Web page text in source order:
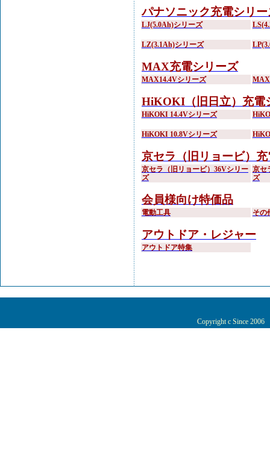
パナソニック充電シリー
LJ(5.0Ah)シリーズ
LZ(3.1Ah)シリーズ
MAX充電シリーズ
MAX14.4Vシリーズ
HiKOKI（旧日立）充電
HiKOKI 14.4Vシリーズ
HiKOKI 10.8Vシリーズ
京セラ（旧リョービ）
京セラ（旧リョービ）36Vシリー
ズ
京セ
ズ
会員様向け特価品
電動工具 その
アウトドア・レジャー
アウトドア特集
Copyright c Since